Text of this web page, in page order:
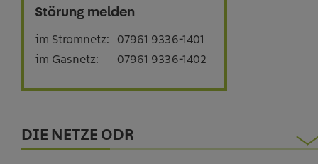
Störung melden
im Stromnetz:
07961 9336-1401
im Gasnetz:
07961 9336-1402
DIE NETZE ODR